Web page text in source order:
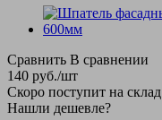
Сравнить В сравнении
140 руб./шт
Скоро поступит на склад
Нашли дешевле?